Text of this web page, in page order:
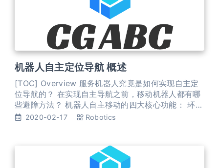
机器人自主定位导航 概述
[TOC] Overview 服务机器人究竟是如何实现自主定
位导航的？ 在实现自主导航之前，移动机器人都有哪
些避障方法？ 机器人自主移动的四大核心功能： 环境
构建 自主导航（室内定位、智能避障、路径规划等）
导航是指通过视觉、雷达、超声波等传感器实时获取
2020-02-17 Robotics